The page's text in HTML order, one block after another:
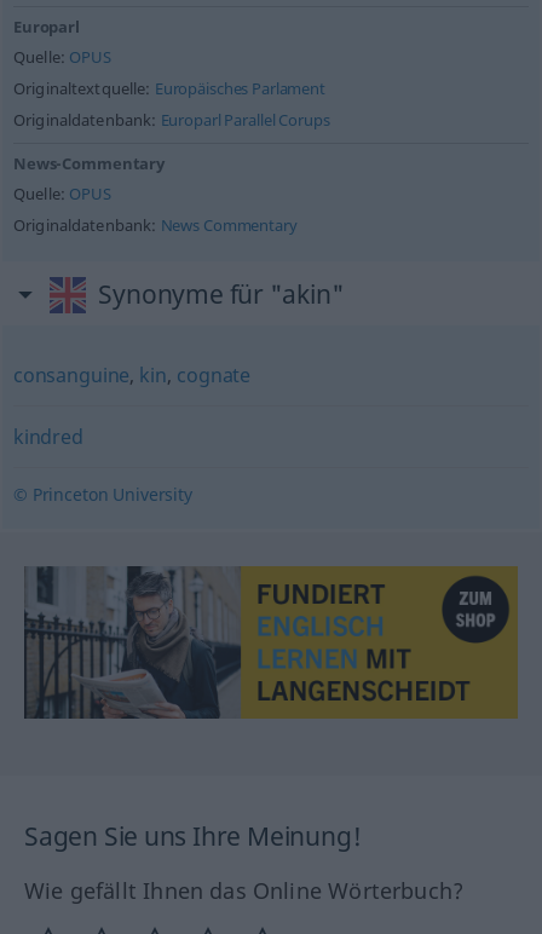
Europarl
Quelle: OPUS
Originaltextquelle: Europäisches Parlament
Originaldatenbank: Europarl Parallel Corups
News-Commentary
Quelle: OPUS
Originaldatenbank: News Commentary
Synonyme für "akin"
consanguine, kin, cognate
kindred
© Princeton University
Sagen Sie uns Ihre Meinung!
Wie gefällt Ihnen das Online Wörterbuch?